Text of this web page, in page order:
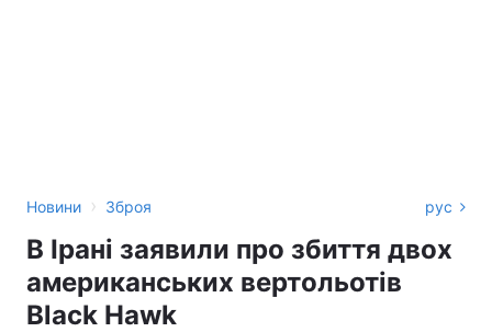
Новини › Зброя рус
В Ірані заявили про збиття двох
американських вертольотів
Black Hawk